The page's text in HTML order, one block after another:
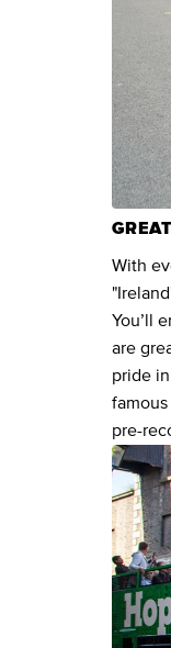
With
You’ll
are
pride
pre-